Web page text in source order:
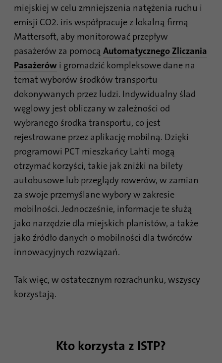
miejskiej w celu zmniejszenia natężenia ruchu i
emisji CO2. iris współpracuje z lokalną firmą
Mattersoft, aby monitorować przepływ
pasażerów za pomocą Automatycznego Zliczania
Pasażerów i gromadzić kompleksowe dane na
temat wyborów środków transportu
dokonywanych przez ludzi. Indywidualny ślad
węglowy jest obliczany w zależności od
wybranego środka transportu, co jest
rejestrowane przez aplikację mobilną. Dzięki
programowi PCT mieszkańcy Lahti mogą
otrzymać korzyści, takie jak zniżki na bilety
autobusowe lub przeglądy rowerów, w zamian
za swoje przemyślane wybory w zakresie
mobilności. Jednocześnie, informacje te służą
jako narzędzie dla miejskich planistów, a także
jako źródło danych o mobilności dla twórców
innowacyjnych rozwiązań.
Tak więc, w ostatecznym rozrachunku, wszyscy
korzystają.
Kto korzysta z ISTP?